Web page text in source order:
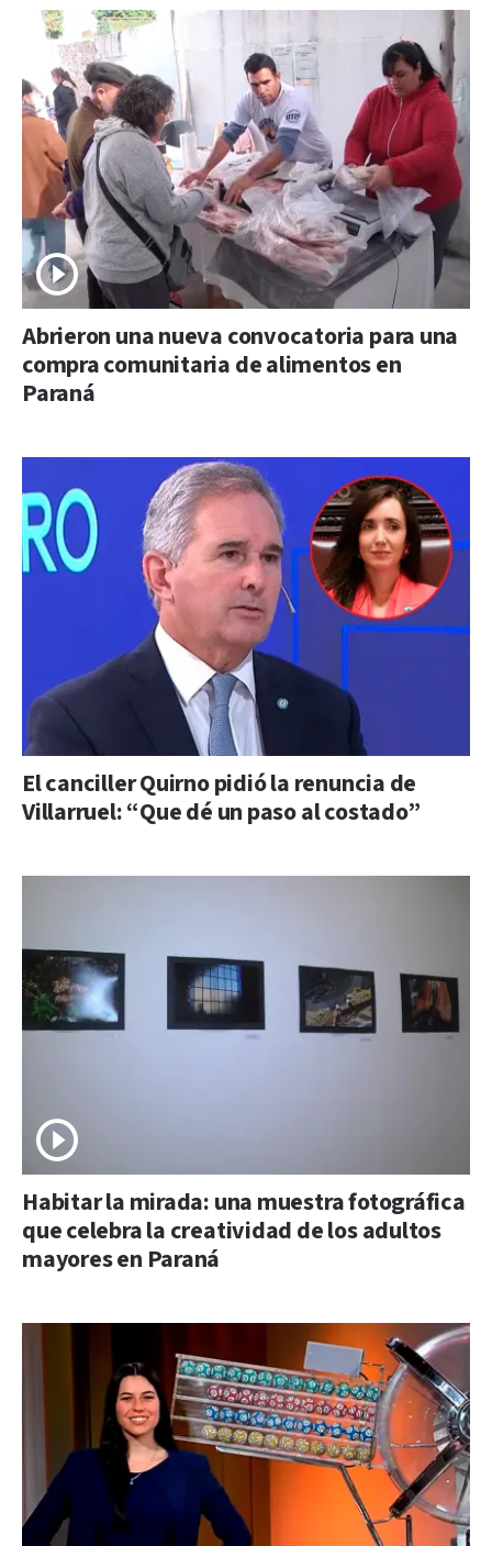
Abrieron una nueva convocatoria para una
compra comunitaria de alimentos en
Paraná
El canciller Quirno pidió la renuncia de
Villarruel: “Que dé un paso al costado”
Habitar la mirada: una muestra fotográfica
que celebra la creatividad de los adultos
mayores en Paraná